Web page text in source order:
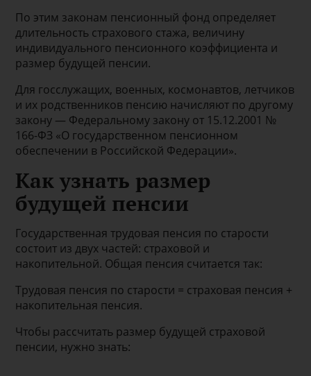
По этим законам пенсионный фонд определяет
длительность страхового стажа, величину
индивидуального пенсионного коэффициента и
размер будущей пенсии.
Для госслужащих, военных, космонавтов, летчиков
и их родственников пенсию начисляют по другому
закону — Федеральному закону от 15.12.2001 №
166-ФЗ «О государственном пенсионном
обеспечении в Российской Федерации».
Как узнать размер
будущей пенсии
Государственная трудовая пенсия по старости
состоит из двух частей: страховой и
накопительной. Общая пенсия считается так:
Трудовая пенсия по старости = страховая пенсия +
накопительная пенсия.
Чтобы рассчитать размер будущей страховой
пенсии, нужно знать: